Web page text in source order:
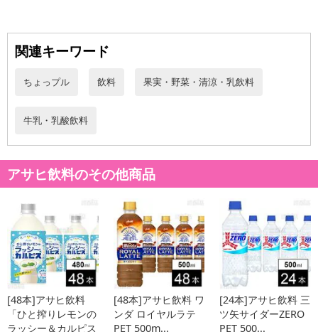
発送日カレンダー
休業日
■その他共通および商品カテゴリー別注意事項（※必ずご確認くだ
さい）
こちらの情報は2026-07-09 14:13:35.0 での情報となります。
関連キーワード
ちょっプル 飲料 果実・野菜・清涼・乳飲料
牛乳・乳酸飲料
アサヒ飲料のその他商品
[48本]アサヒ飲料
「ひと搾りレモンの
ラッシー＆カルピス
[48本]アサヒ飲料 ワ
ンダ ロイヤルラテ
PET 500m...
[24本]アサヒ飲料 三
ツ矢サイダーZERO
PET 500...